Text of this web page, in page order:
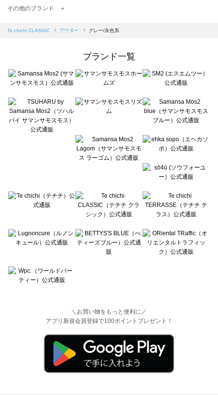
TSUHARU by Samansa Mos2（ツハルバイサマンサモスモス）のアウター一覧
Samansa Mos2 blue（サマンサモスモス ブルー）のアウター一覧
sō4ū（ソウフォーユー）のアウター一覧
Te chichi（テチチ）のアウター一覧
Te chichi CLASSIC（テチチ クラシック）のアウター一覧
Lugnoncure（ルノンキュール）のアウター一覧
BETTY'S BLUE（べティーズブルー）のアウター一覧
Wpc.（ワールドパーティー）のアウター一覧
その他のブランド ＋
Te chichi CLASSIC アウター グレー/灰色系
ブランド一覧
＼お買い物をもっと便利に／
アプリ新規会員登録で100ポイントプレゼント！